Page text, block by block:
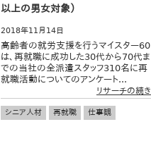
以上の男女対象）
2018年11月14日
高齢者の就労支援を行うマイスター60
は、再就職に成功した30代から70代ま
での当社の全派遣スタッフ310名に再
就職活動についてのアンケート...
リサーチの続き
シニア人材 再就職 仕事観